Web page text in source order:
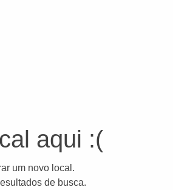
aqui :(
um novo local.
de busca.